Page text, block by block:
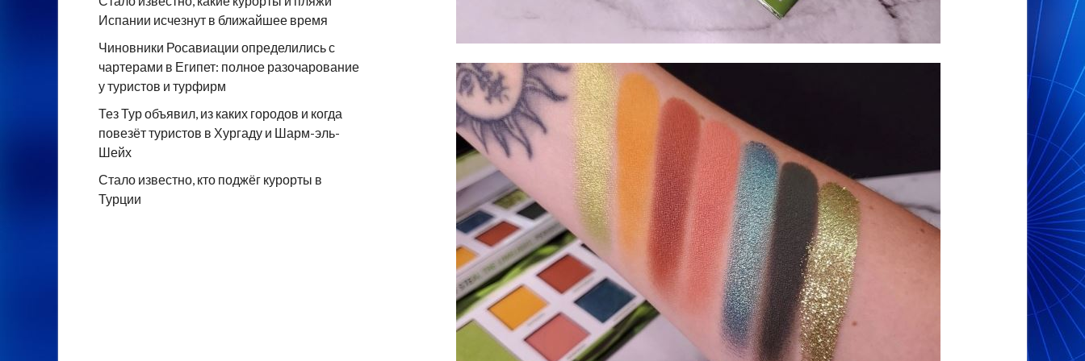
Испании исчезнут в ближайшее время
Чиновники Росавиации определились с
чартерами в Египет: полное разочарование
у туристов и турфирм
Тез Тур объявил, из каких городов и когда
повезёт туристов в Хургаду и Шарм-эль-
Шейх
Стало известно, кто поджёг курорты в
Турции